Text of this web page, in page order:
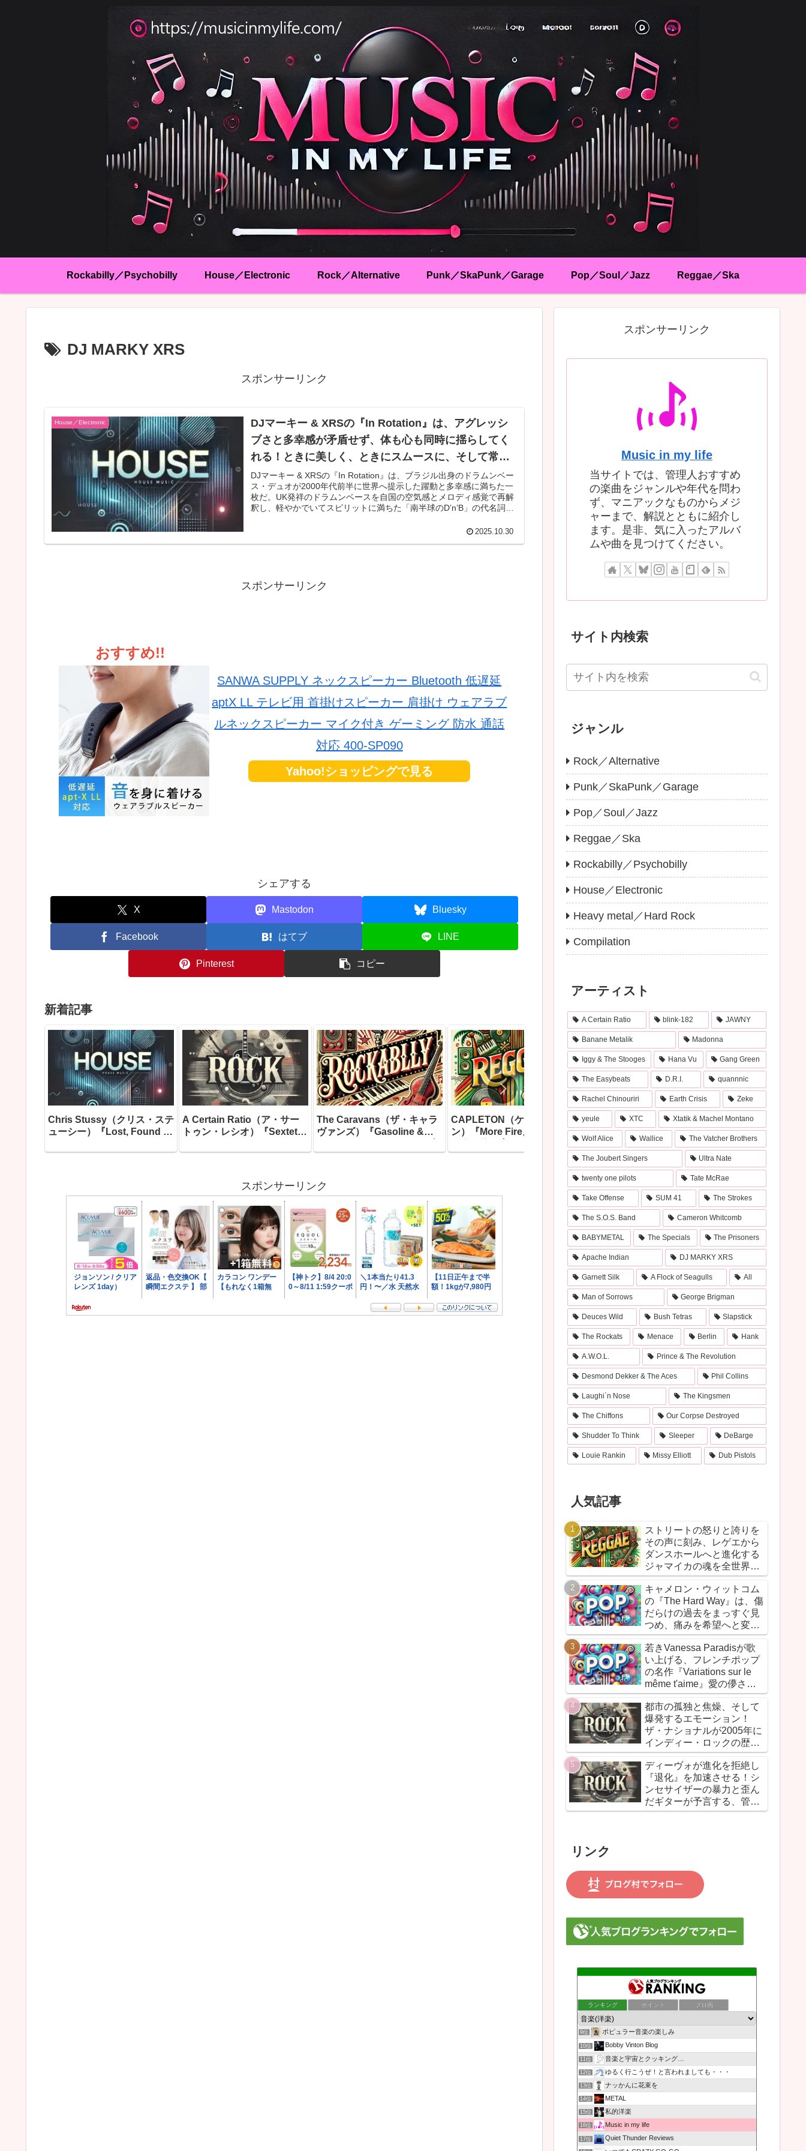
Rockabilly／Psychobilly House／Electronic Rock／Alternative Punk／SkaPunk／Garage Pop／Soul／Jazz Reggae／Ska
DJ MARKY XRS
スポンサーリンク
House／Electronic
DJマーキー & XRSの『In Rotation』は、アグレッシ
ブさと多幸感が矛盾せず、体も心も同時に揺らしてく
れる！ときに美しく、ときにスムースに、そして常に
グルーヴィ。D’n’Bが持つ未来性とポップネスの黄金比
を刻み込んだ、永遠に“回り続ける”ダンスミュージッ
クの心臓部
DJマーキー & XRSの『In Rotation』は、ブラジル出身のドラムンベー
ス・デュオが2000年代前半に世界へ提示した躍動と多幸感に満ちた一
枚だ。UK発祥のドラムンベースを自国の空気感とメロディ感覚で再解
釈し、軽やかでいてスピリットに満ちた「南半球のD’n’B」の代名詞と
るコード展開、そしてハウスやジャズ、ポップス的な流麗さが絶妙に
2025.10.30
スポンサーリンク
おすすめ!!
SANWA SUPPLY ネックスピーカー Bluetooth 低遅延
aptX LL テレビ用 首掛けスピーカー 肩掛け ウェアラブ
ルネックスピーカー マイク付き ゲーミング 防水 通話
対応 400-SP090
Yahoo!ショッピングで見る
シェアする
X Mastodon Bluesky
Facebook はてブ LINE
Pinterest コピー
新着記事
Chris Stussy（クリス・ステ
ューシー）『Lost, Found &
ダムのアンダーグラウンドを
イデア」を拾い集め、ついに
一枚のアルバムとして完成さ
A Certain Ratio（ア・サー
トゥン・レシオ）『Sextet』
生んだ最も「踊れる」傑作に
ブルから生まれた最高のアル
バム」と今なお称賛され続け
る、1982年最大の隠れた傑
作がここにあります
The Caravans（ザ・キャラ
ヴァンズ）『Gasoline &
リット・ロカビリーの帝王が
リンと銃声と反骨精神に満ち
た2018年最高のネオロカビ
リー盤がここにあります
CAPLETON（ケイプルト
ン）『More Fire』― ラスタ
の炎を胸に宿した預言者が、
ダンスホールとルーツ・レゲ
エの垣根を焼き払って放った
Cam Kahin（キャム・カヒ
ン）『CHUG』―ハードコ
ア、エモ、ポップパンクが渾
然一体となったデビュー盤
は、2026年カナダ・インデ
ィシーン最大の衝撃作です
スポンサーリンク
スポンサーリンク
Music in my life
当サイトでは、管理人おすすめ
の楽曲をジャンルや年代を問わ
ず、マニアックなものからメジ
ャーまで、解説とともに紹介し
ます。是非、気に入ったアルバ
ムや曲を見つけてください。
サイト内検索
ジャンル
Rock／Alternative
Punk／SkaPunk／Garage
Pop／Soul／Jazz
Reggae／Ska
Rockabilly／Psychobilly
House／Electronic
Heavy metal／Hard Rock
Compilation
アーティスト
A Certain Ratio blink-182 JAWNY
Banane Metalik Madonna
Iggy & The Stooges Hana Vu Gang Green
The Easybeats D.R.I. quannnic
Rachel Chinouriri Earth Crisis Zeke
yeule XTC Xtatik & Machel Montano
Wolf Alice Wallice The Vatcher Brothers
The Joubert Singers Ultra Nate
twenty one pilots Tate McRae
Take Offense SUM 41 The Strokes
The S.O.S. Band Cameron Whitcomb
BABYMETAL The Specials The Prisoners
Apache Indian DJ MARKY XRS
Garnett Silk A Flock of Seagulls All
Man of Sorrows George Brigman
Deuces Wild Bush Tetras Slapstick
The Rockats Menace Berlin Hank
A.W.O.L. Prince & The Revolution
Desmond Dekker & The Aces Phil Collins
Laughi`n Nose The Kingsmen
The Chiffons Our Corpse Destroyed
Shudder To Think Sleeper DeBarge
Louie Rankin Missy Elliott Dub Pistols
人気記事
ストリートの怒りと誇りを
その声に刻み、レゲエから
ダンスホールへと進化する
ジャマイカの魂を全世界に
響かせた衝撃作！バウンテ
ィ・キラーが放つ『Bounty
Killer』は、貧者の代弁者と
しての信念と、爆音でしか
語れないリアルな真実を詰
め込んだ決定的アルバムだ
キャメロン・ウィットコム
の『The Hard Way』は、傷
だらけの過去をまっすぐ見
つめ、痛みを希望へと変換
した“再生のドキュメン
ト”！カントリーとフォーク
を軸に、荒削りな衝動と繊
細な感情が交差するサウン
ドは、人生の遠回りさえも
価値ある物語へと昇華して
いく
若きVanessa Paradisが歌
い上げる、フレンチポップ
の名作『Variations sur le
même t'aime』愛の儚さと
美しさが、詩的に響きわた
る一枚
都市の孤独と焦燥、そして
爆発するエモーション！
ザ・ナショナルが2005年に
インディー・ロックの歴史
に刻んだ傑作『Alligator』
ディーヴォが進化を拒絶し
『退化』を加速させる！シ
ンセサイザーの暴力と歪ん
だギターが予言する、管理
社会の滑稽な未来
リンク
ランキング ポイント ブロ画
9位 ポピュラー音楽の楽しみ
10位 Bobby Vinton Blog
11位 音楽と宇宙とクッキング…
12位 ゆるく行こうぜ！と言われましても・・・
13位 ナッかんに花束を
14位 METAL
15位 私的洋楽
16位 Music in my life
17位 Quiet Thunder Reviews